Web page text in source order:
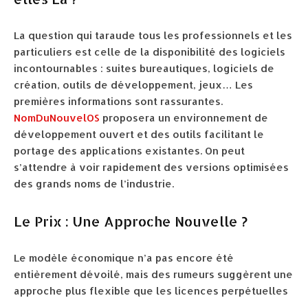
La question qui taraude tous les professionnels et les
particuliers est celle de la disponibilité des logiciels
incontournables : suites bureautiques, logiciels de
création, outils de développement, jeux… Les
premières informations sont rassurantes.
NomDuNouvelOS proposera un environnement de
développement ouvert et des outils facilitant le
portage des applications existantes. On peut
s’attendre à voir rapidement des versions optimisées
des grands noms de l’industrie.
Le Prix : Une Approche Nouvelle ?
Le modèle économique n’a pas encore été
entièrement dévoilé, mais des rumeurs suggèrent une
approche plus flexible que les licences perpétuelles